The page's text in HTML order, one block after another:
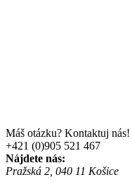
Máš otázku? Kontaktuj nás!
+421 (0)905 521 467
Nájdete nás:
Pražská 2, 040 11 Košice